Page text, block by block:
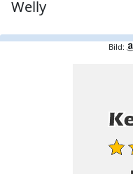
Welly
Bild: